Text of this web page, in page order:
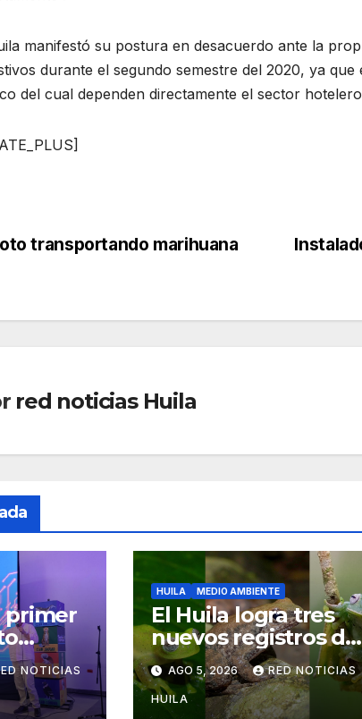
manifestó su postura en desacuerdo ante la
durante el segundo semestre del 2020, ya
del cual dependen directamente el sector
transportando marihuana
red noticias Huila
primer
Para
NOTICIAS
HUILA MEDIO AMBIENTE
El Huila logra tres
nuevos registros de
ranas
AGO 5, 2026 RED NOTICIAS
HUILA